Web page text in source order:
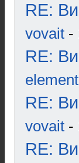
RE:
vovait -
RE:
element
RE:
vovait -
RE: